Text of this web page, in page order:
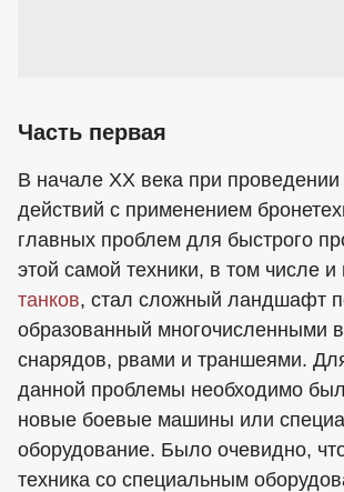
Часть первая
В начале ХХ века при
действий с применением
главных проблем для быстрого
этой самой техники, в том числе
танков, стал сложный ландшафт
образованный многочисленными
снарядов, рвами и траншеями.
данной проблемы необходимо
новые боевые машины или
оборудование. Было очевидно,
техника со специальным